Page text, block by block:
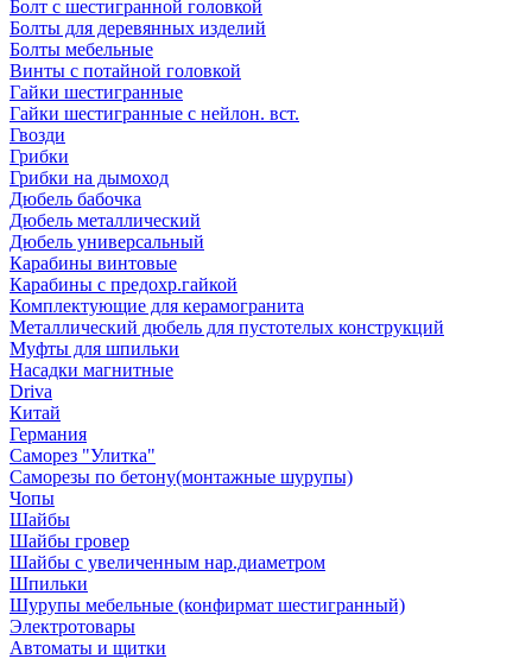
Болт с шестигранной головкой
Болты для деревянных изделий
Болты мебельные
Винты с потайной головкой
Гайки шестигранные
Гайки шестигранные с нейлон. вст.
Гвозди
Грибки
Грибки на дымоход
Дюбель бабочка
Дюбель металлический
Дюбель универсальный
Карабины винтовые
Карабины с предохр.гайкой
Комплектующие для керамогранита
Металлический дюбель для пустотелых конструкций
Муфты для шпильки
Насадки магнитные
Driva
Китай
Германия
Саморез "Улитка"
Саморезы по бетону(монтажные шурупы)
Чопы
Шайбы
Шайбы гровер
Шайбы с увеличенным нар.диаметром
Шпильки
Шурупы мебельные (конфирмат шестигранный)
Электротовары
Автоматы и щитки